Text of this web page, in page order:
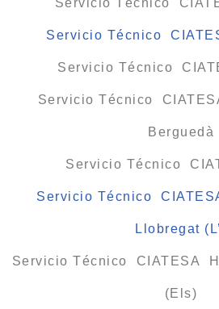
Servicio Técnico
Servicio Técnico
Servicio Técnico
Servicio Técnico
Berguedà
Servicio Técnico
Servicio Técnico
Llobregat
Servicio Técnico CIATESA
(Els)